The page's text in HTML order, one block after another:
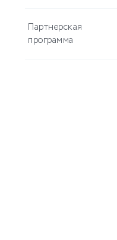
Партнерская
программа